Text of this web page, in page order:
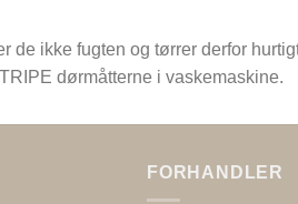
ikke fugten og tørrer derfor
dørmåtterne i vaskemaskine.
FORHANDLER